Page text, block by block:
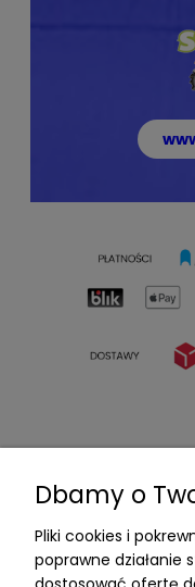
Dbamy o
Pliki cookies i
poprawne działanie